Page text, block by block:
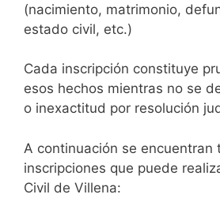
(nacimiento, matrimonio,
estado civil, etc.)
Cada inscripción constituye
esos hechos mientras no se
o inexactitud por resolución
A continuación se encuentran
inscripciones que puede
Civil de Villena: